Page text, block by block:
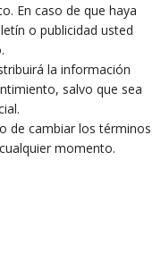
En caso de que haya
o publicidad usted
la información
salvo que sea
de cambiar los términos
momento.